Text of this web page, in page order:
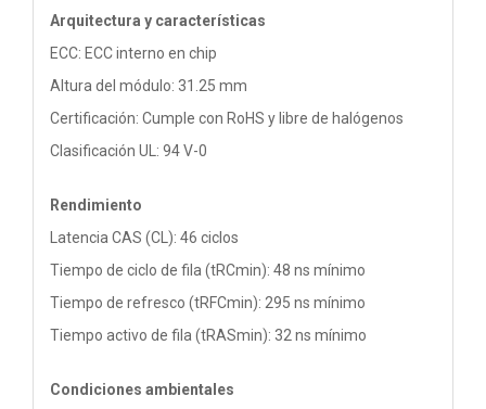
Arquitectura y características
ECC: ECC interno en chip
Altura del módulo: 31.25 mm
Certificación: Cumple con RoHS y libre de halógenos
Clasificación UL: 94 V-0
Rendimiento
Latencia CAS (CL): 46 ciclos
Tiempo de ciclo de fila (tRCmin): 48 ns mínimo
Tiempo de refresco (tRFCmin): 295 ns mínimo
Tiempo activo de fila (tRASmin): 32 ns mínimo
Condiciones ambientales